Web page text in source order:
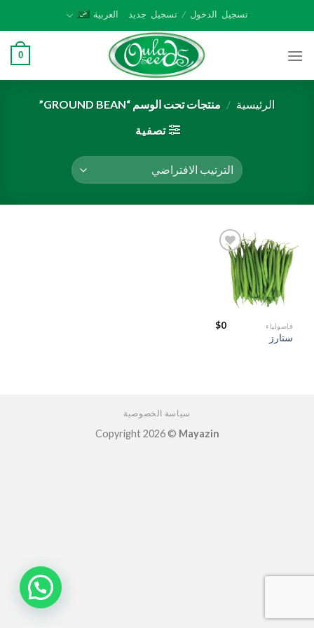
تسجيل الدخول / تسجيل جديد العربية
0
الرئيسية / منتجات تحت الوسم “GROUND BEAN”
تصفية
Add to
wishlist
فاصولياء
ستارز
$0
سياسة الخصوصية
Copyright 2026 © Mayazin